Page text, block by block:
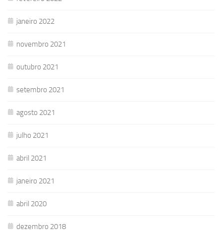
janeiro 2022
novembro 2021
outubro 2021
setembro 2021
agosto 2021
julho 2021
abril 2021
janeiro 2021
abril 2020
dezembro 2018